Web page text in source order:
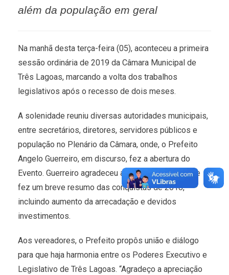
além da população em geral
Na manhã desta terça-feira (05), aconteceu a primeira
sessão ordinária de 2019 da Câmara Municipal de
Três Lagoas, marcando a volta dos trabalhos
legislativos após o recesso de dois meses.
A solenidade reuniu diversas autoridades municipais,
entre secretários, diretores, servidores públicos e
população no Plenário da Câmara, onde, o Prefeito
Angelo Guerreiro, em discurso, fez a abertura do
Evento. Guerreiro agradeceu a presença de todos e
fez um breve resumo das conquistas de 2018,
incluindo aumento da arrecadação e devidos
investimentos.
Aos vereadores, o Prefeito propôs união e diálogo
para que haja harmonia entre os Poderes Executivo e
Legislativo de Três Lagoas. “Agradeço a apreciação